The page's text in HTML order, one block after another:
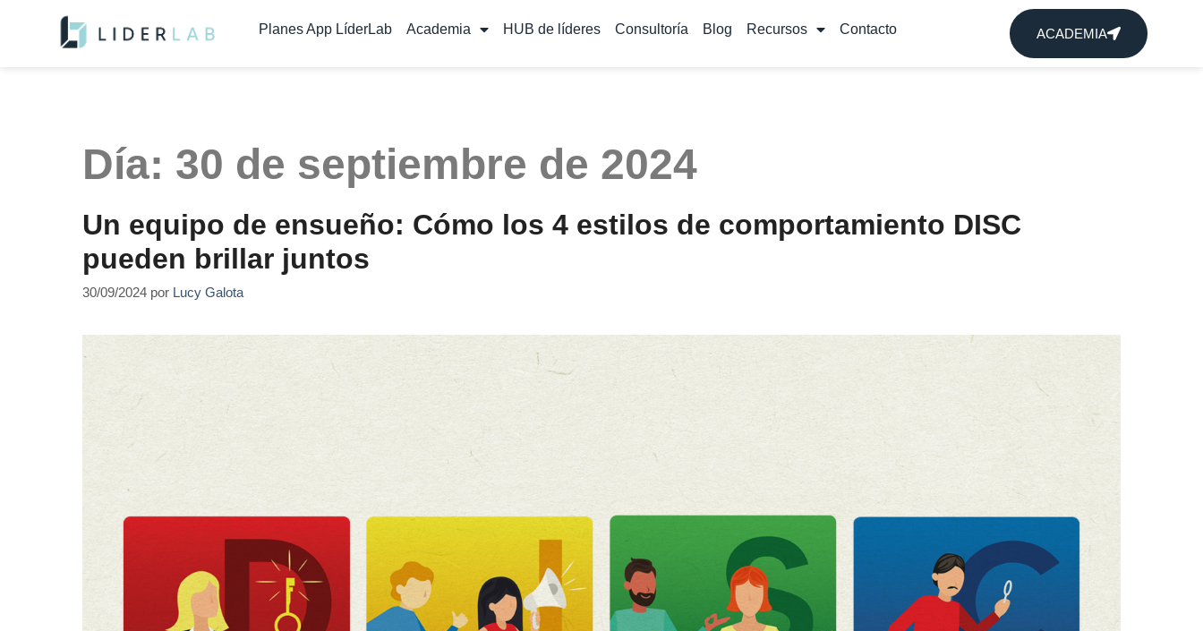
contenido
Planes App LíderLab Academia HUB de líderes Consultoría Blog Recursos Contacto ACADEMIA
Día: 30 de septiembre de 2024
Un equipo de ensueño: Cómo los 4 estilos de comportamiento DISC
pueden brillar juntos
30/09/2024 por Lucy Galota